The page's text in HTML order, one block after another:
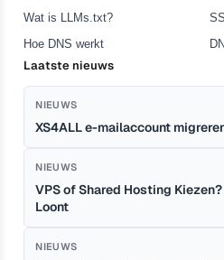
Wat is LLMs.txt?
Hoe DNS werkt
Laatste nieuws
NIEUWS
XS4ALL e-mailaccount
NIEUWS
VPS of Shared Hosting
Loont
NIEUWS